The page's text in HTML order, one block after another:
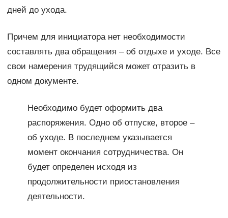
дней до ухода.
Причем для инициатора нет необходимости
составлять два обращения – об отдыхе и уходе. Все
свои намерения трудящийся может отразить в
одном документе.
Необходимо будет оформить два
распоряжения. Одно об отпуске, второе –
об уходе. В последнем указывается
момент окончания сотрудничества. Он
будет определен исходя из
продолжительности приостановления
деятельности.